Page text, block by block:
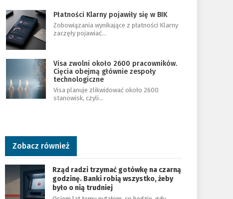
Płatności Klarny pojawiły się w BIK
Zobowiązania wynikające z płatności Klarny
zaczęły pojawiać…
Visa zwolni około 2600 pracowników.
Cięcia obejmą głównie zespoły
technologiczne
Visa planuje zlikwidować około 2600
stanowisk, czyli…
Zobacz również
Rząd radzi trzymać gotówkę na czarną
godzinę. Banki robią wszystko, żeby
było o nią trudniej